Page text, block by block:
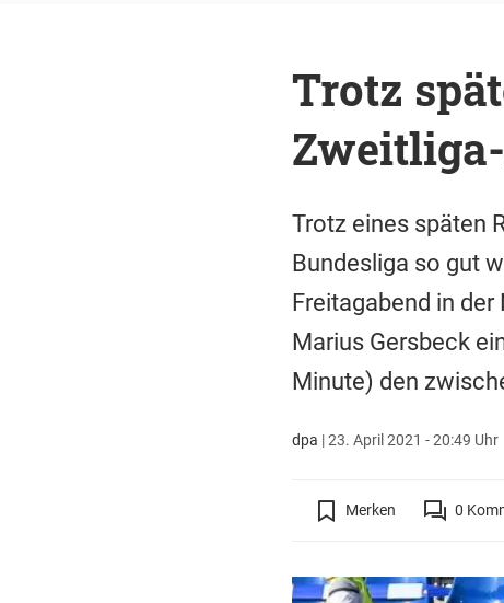
Trotz
Trotz eines späten
Bundesliga so gut
Freitagabend in
Marius Gersbeck
Minute) den
dpa |23. April 2021 - 20:49 Uhr
Merken 0